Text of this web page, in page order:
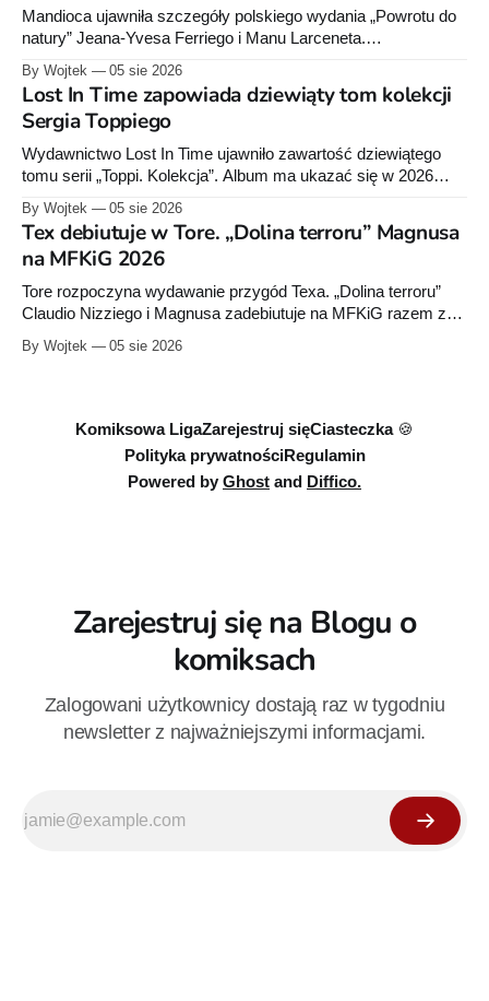
Mandioca ujawniła szczegóły polskiego wydania „Powrotu do
natury” Jeana-Yvesa Ferriego i Manu Larceneta.
290 stron.
By Wojtek 05 sie 2026
Lost In Time zapowiada dziewiąty tom kolekcji
Sergia Toppiego
Wydawnictwo Lost In Time ujawniło zawartość dziewiątego
tomu serii „Toppi. Kolekcja”. Album ma ukazać się w 2026
By Wojtek 05 sie 2026
Tex debiutuje w Tore. „Dolina terroru” Magnusa
na MFKiG 2026
Tore rozpoczyna wydawanie przygód Texa. „Dolina terroru”
Claudio Nizziego i Magnusa zadebiutuje na MFKiG razem z
wydawca przygotuje „Dylana Doga”.
By Wojtek 05 sie 2026
Komiksowa LigaZarejestruj sięCiasteczka 🍪
Polityka prywatnościRegulamin
Powered by Ghost and Diffico.
Zarejestruj się na Blogu o
komiksach
Zalogowani użytkownicy dostają raz w tygodniu
newsletter z najważniejszymi informacjami.